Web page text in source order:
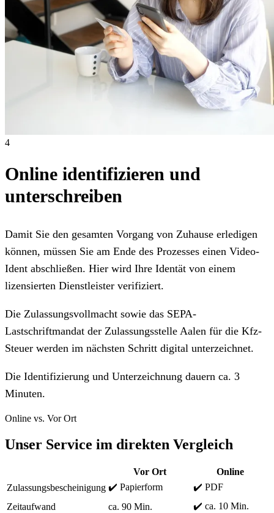
4
Online identifizieren und
unterschreiben
Damit Sie den gesamten Vorgang von Zuhause erledigen
können, müssen Sie am Ende des Prozesses einen Video-
Ident abschließen. Hier wird Ihre Identät von einem
lizensierten Dienstleister verifiziert.
Die Zulassungsvollmacht sowie das SEPA-
Lastschriftmandat der Zulassungsstelle Aalen für die Kfz-
Steuer werden im nächsten Schritt digital unterzeichnet.
Die Identifizierung und Unterzeichnung dauern ca. 3
Minuten.
Online vs. Vor Ort
Unser Service im direkten Vergleich
Vor Ort
Online
Zulassungsbescheinigung ✔️ Papierform
✔️ PDF
Zeitaufwand
ca. 90 Min.
✔️ ca. 10 Min.